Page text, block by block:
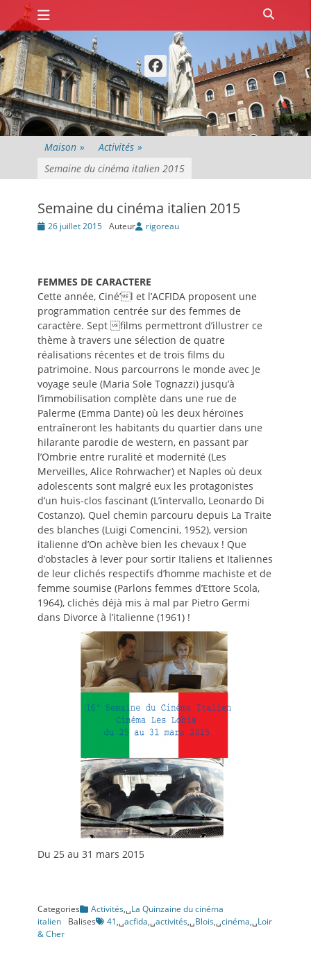
Passer
au
contenu
Premier menu
Facebook
Maison » Activités »
Semaine du cinéma italien 2015
Semaine du cinéma italien 2015
Posté26 juillet 2015 Auteur rigoreau
FEMMES DE CARACTERE
Cette année, Ciné’l et l’ACFIDA proposent une
programmation centrée sur des femmes de
caractère. Sept films permettront d’illustrer ce
thème à travers une sélection de quatre
réalisations récentes et de trois films du
patrimoine. Nous parcourrons le monde avec Je
voyage seule (Maria Sole Tognazzi) jusqu’à
l’immobilisation complète dans une rue de
Palerme (Emma Dante) où les deux héroïnes
entraîneront les habitants du quartier dans une
hilarante parodie de western, en passant par
l’Ombrie entre ruralité et modernité (Les
Merveilles, Alice Rohrwacher) et Naples où deux
adolescents sont malgré eux les protagonistes
d’un huis-clos fascinant (L’intervallo, Leonardo Di
Costanzo). Quel chemin parcouru depuis La Traite
des blanches (Luigi Comencini, 1952), version
italienne d’On achève bien les chevaux ! Que
d’obstacles à lever pour sortir Italiens et Italiennes
de leur clichés respectifs d’homme machiste et de
femme soumise (Parlons femmes d’Ettore Scola,
1964), clichés déjà mis à mal par Pietro Germi
dans Divorce à l’italienne (1961) !
Du 25 au 31 mars 2015
Categories Activités,␣La Quinzaine du cinéma
italien
Balises 41,␣acfida,␣activités,␣Blois,␣cinéma,␣Loir
& Cher